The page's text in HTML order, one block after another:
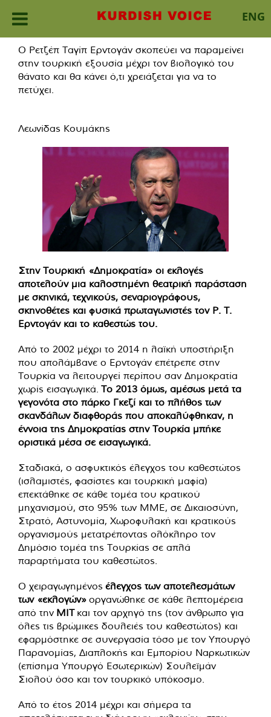
ENG
content
Ο Ρετζέπ Ταγίπ Ερντογάν σκοπεύει να παραμείνει
στην τουρκική εξουσία μέχρι τον βιολογικό του
θάνατο και θα κάνει ό,τι χρειάζεται για να το
πετύχει.
Λεωνίδας Κουμάκης
Στην Τουρκική «Δημοκρατία» οι εκλογές
αποτελούν μια καλοστημένη θεατρική παράσταση
με σκηνικά, τεχνικούς, σεναριογράφους,
σκηνοθέτες και φυσικά πρωταγωνιστές τον Ρ. Τ.
Ερντογάν και το καθεστώς του.
Από το 2002 μέχρι το 2014 η λαϊκή υποστήριξη
που απολάμβανε ο Ερντογάν επέτρεπε στην
Τουρκία να λειτουργεί περίπου σαν Δημοκρατία
χωρίς εισαγωγικά. Το 2013 όμως, αμέσως μετά τα
γεγονότα στο πάρκο Γκεζί και το πλήθος των
σκανδάλων διαφθοράς που αποκαλύφθηκαν, η
έννοια της Δημοκρατίας στην Τουρκία μπήκε
οριστικά μέσα σε εισαγωγικά.
Σταδιακά, ο ασφυκτικός έλεγχος του καθεστώτος
(ισλαμιστές, φασίστες και τουρκική μαφία)
επεκτάθηκε σε κάθε τομέα του κρατικού
μηχανισμού, στο 95% των ΜΜΕ, σε Δικαιοσύνη,
Στρατό, Αστυνομία, Χωροφυλακή και κρατικούς
οργανισμούς μετατρέποντας ολόκληρο τον
Δημόσιο τομέα της Τουρκίας σε απλά
παραρτήματα του καθεστώτος.
Ο χειραγωγημένος έλεγχος των αποτελεσμάτων
των «εκλογών» οργανώθηκε σε κάθε λεπτομέρεια
από την ΜΙΤ και τον αρχηγό της (τον άνθρωπο για
όλες τις βρώμικες δουλειές του καθεστώτος) και
εφαρμόστηκε σε συνεργασία τόσο με τον Υπουργό
Παρανομίας, Διαπλοκής και Εμπορίου Ναρκωτικών
(επίσημα Υπουργό Εσωτερικών) Σουλεϊμάν
Σιολού όσο και τον τουρκικό υπόκοσμο.
Από το έτος 2014 μέχρι και σήμερα τα